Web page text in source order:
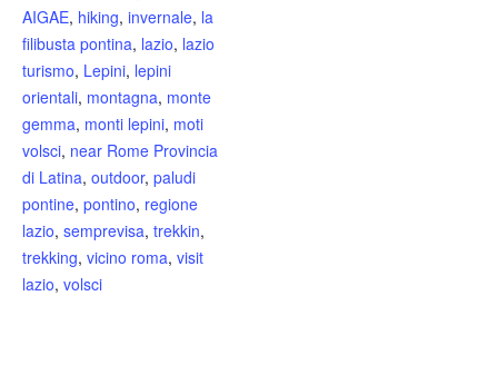
AIGAE, hiking, invernale, la
filibusta pontina, lazio, lazio
turismo, Lepini, lepini
orientali, montagna, monte
gemma, monti lepini, moti
volsci, near Rome Provincia
di Latina, outdoor, paludi
pontine, pontino, regione
lazio, semprevisa, trekkin,
trekking, vicino roma, visit
lazio, volsci